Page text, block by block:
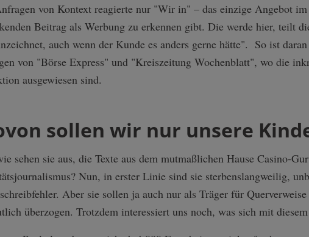
von Kontext reagierte nur "Wir in" – das einzige Angebot
Beitrag als Werbung zu erkennen gibt. Die werde hier, teilt
auch wenn der Kunde es anders gerne hätte". So ist
von "Börse Express" und "Kreiszeitung Wochenblatt", wo die
ausgewiesen sind.
sollen wir nur unsere
sehen sie aus, die Texte aus dem mutmaßlichen Hause Casino-
Nun, in erster Linie sind sie sterbenslangweilig,
Aber sie sollen ja auch nur als Träger für
überzogen. Trotzdem interessiert uns noch, was sich mit